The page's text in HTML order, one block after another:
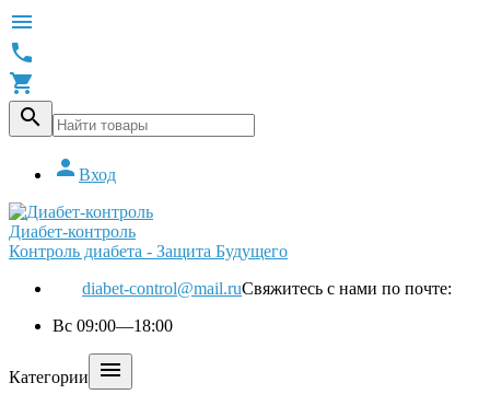




 Вход
Диабет-контроль
Контроль диабета - Защита Будущего
diabet-control@mail.ruСвяжитесь с нами по почте:
Вс 09:00—18:00
Категории 